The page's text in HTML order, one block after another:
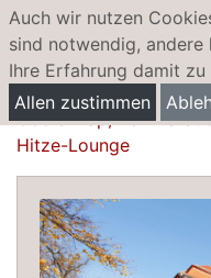
Auch wir nutzen
sind notwendig, andere
Ihre Erfahrung damit zu
Allen zustimmen
Erfrischendes
Coole Map, Refill-
Hitze-Lounge